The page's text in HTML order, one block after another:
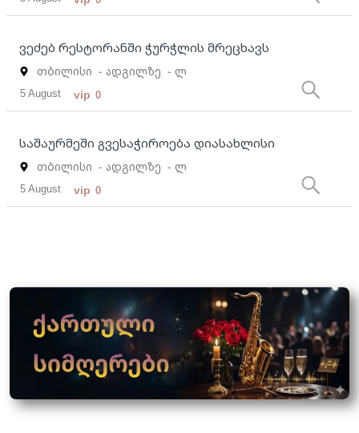
ვეძებ რესტორანში ჭურჭლის მრეცხავს
თბილისი - ადგილზე - ლ
5 August vip 0
საშაურმეში გვესაჭიროება დიასახლისი
თბილისი - ადგილზე - ლ
5 August vip 0